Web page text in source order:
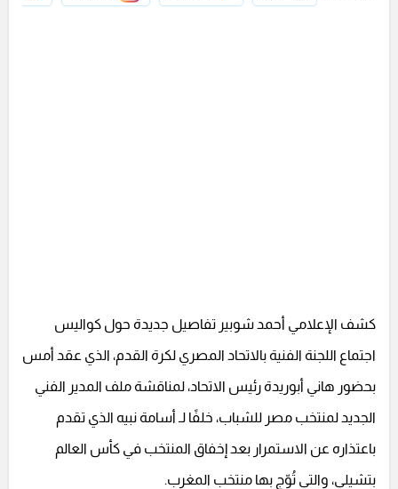
كشف الإعلامي أحمد شوبير تفاصيل جديدة حول كواليس
اجتماع اللجنة الفنية بالاتحاد المصري لكرة القدم، الذي عقد أمس
بحضور هاني أبوريدة رئيس الاتحاد، لمناقشة ملف المدير الفني
الجديد لمنتخب مصر للشباب، خلفًا لـ أسامة نبيه الذي تقدم
باعتذاره عن الاستمرار بعد إخفاق المنتخب في كأس العالم
بتشيلي، والتي تُوّج بها منتخب المغرب.